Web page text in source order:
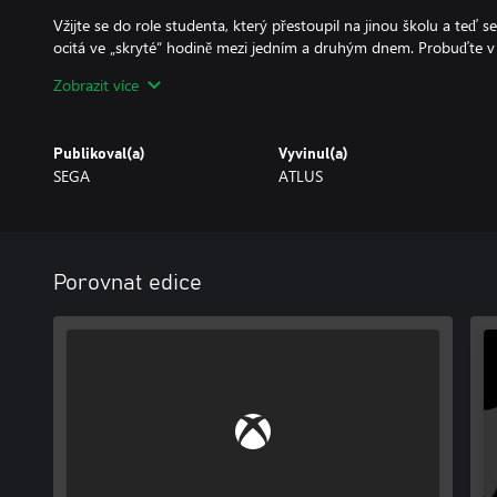
Vžijte se do role studenta, který přestoupil na jinou školu a teď
ocitá ve „skryté“ hodině mezi jedním a druhým dnem. Probuďte
Klíčové prvky:
- Prožijte stěžejní hru série Persona ve věrně přepracovaném
dodatečným hlasovým doprovodem.
- Vyberte si, jak smysluplně trávit každý den prostřednictvím
prostředí po navazování hlubokých vztahů s oblíbenými
- Sestavte si optimální tým, zničte nadpozemské Stíny a přibližte
Zobrazit více
Publikoval(a)
SEGA
Vyvinul(a)
ATLUS
Porovnat edice